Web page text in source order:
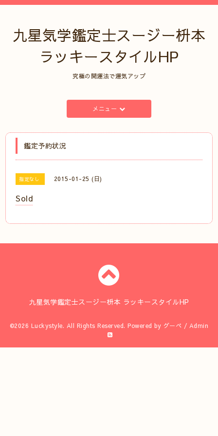
九星気学鑑定士スージー枡本
ラッキースタイルHP
究極の開運法で運気アップ
メニュー
鑑定予約状況
指定なし 2015-01-25 (日)
Sold
九星気学鑑定士スージー枡本 ラッキースタイルHP
©2026 Luckystyle. All Rights Reserved. Powered by グーペ / Admin